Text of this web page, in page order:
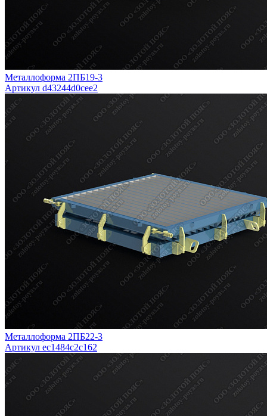
Металлоформа 2ПБ19-3
Артикул d43244d0cee2
Металлоформа 2ПБ22-3
Артикул ec1484c2c162